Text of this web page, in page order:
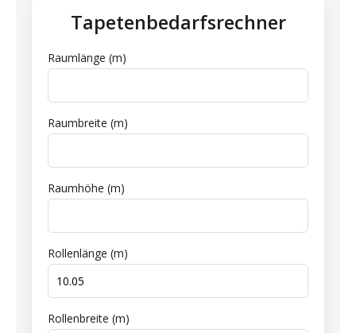
Tapetenbedarfsrechner
Raumlänge (m)
Raumbreite (m)
Raumhöhe (m)
Rollenlänge (m)
Rollenbreite (m)